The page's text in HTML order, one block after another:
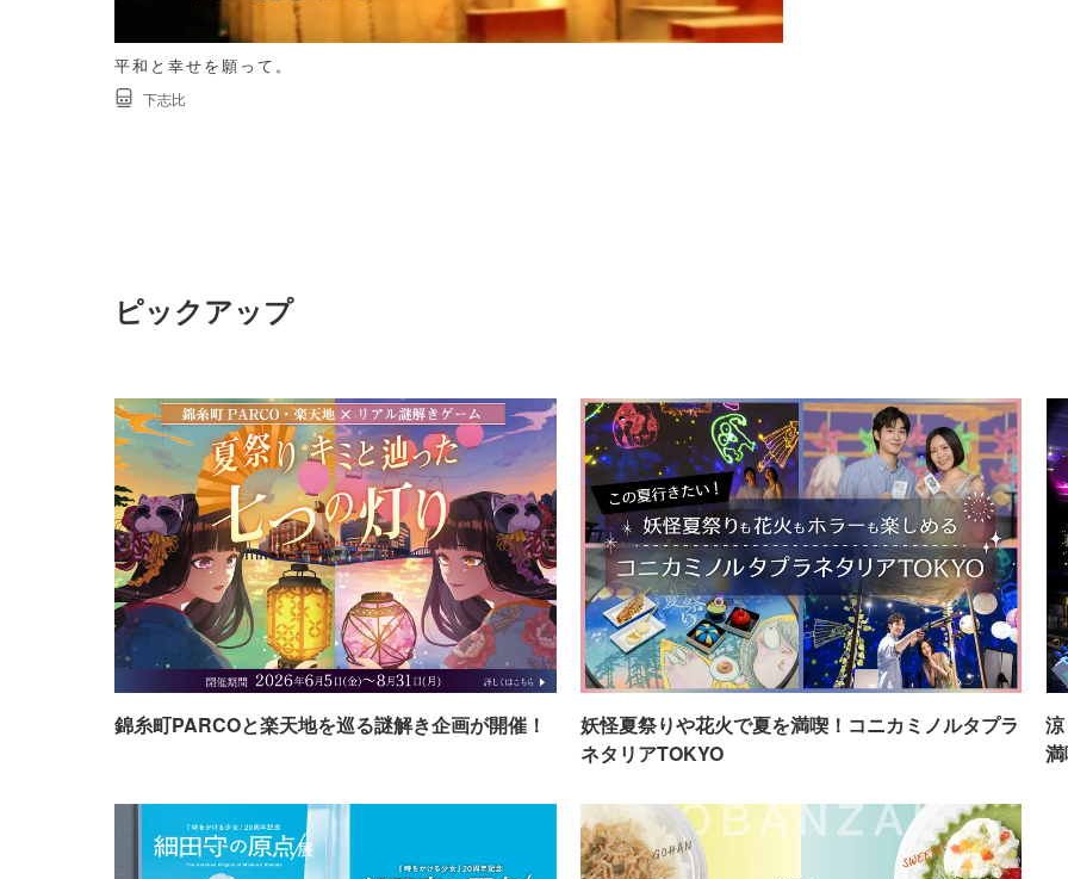
平和と幸せを願って。
下志比
ピックアップ
錦糸町PARCOと楽天地を巡る謎解き企画が開催！
妖怪夏祭りや花火で夏を満喫！コニカミノルタプラ
ネタリアTOKYO